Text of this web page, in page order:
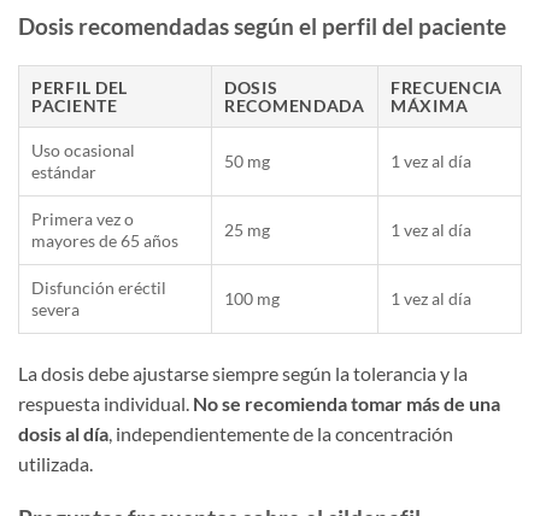
Dosis recomendadas según el perfil del paciente
PERFIL DEL
PACIENTE
DOSIS
RECOMENDADA
FRECUENCIA
MÁXIMA
Uso ocasional
estándar
50 mg 1 vez al día
Primera vez o
mayores de 65 años
25 mg 1 vez al día
Disfunción eréctil
severa
100 mg 1 vez al día
La dosis debe ajustarse siempre según la tolerancia y la
respuesta individual. No se recomienda tomar más de una
dosis al día, independientemente de la concentración
utilizada.